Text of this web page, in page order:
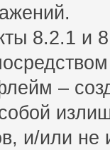
8.2.1 и
–
и/или